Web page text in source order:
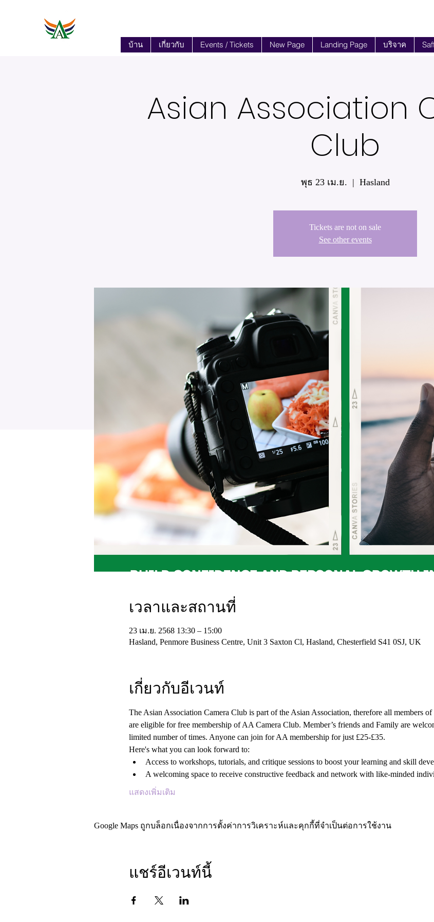
บ้าน เกี่ยวกับ Events / Tickets New Page Landing Page บริจาค
Asian Association
Club
พุธ 23 เม.ย.
  |
Hasland
Tickets are not on sale
See other events
เวลาและสถานที่
23 เม.ย. 2568 13:30 – 15:00
Hasland, Penmore Business Centre, Unit 3 Saxton Cl, Hasland, Chesterfield S41 0SJ, UK
เกี่ยวกับอีเวนท์
The Asian Association Camera Club is part of the Asian Association, therefore all members
are eligible for free membership of AA Camera Club. Member’s friends and Family are
limited number of times. Anyone can join for AA membership for just £25-£35.
Here's what you can look forward to:
Access to workshops, tutorials, and critique sessions to boost your learning and skill
A welcoming space to receive constructive feedback and network with like-minded
แสดงเพิ่มเติม
Google Maps ถูกบล็อกเนื่องจากการตั้งค่าการวิเคราะห์และคุกกี้ที่จำเป็นต่อการใช้งาน
แชร์อีเวนท์นี้